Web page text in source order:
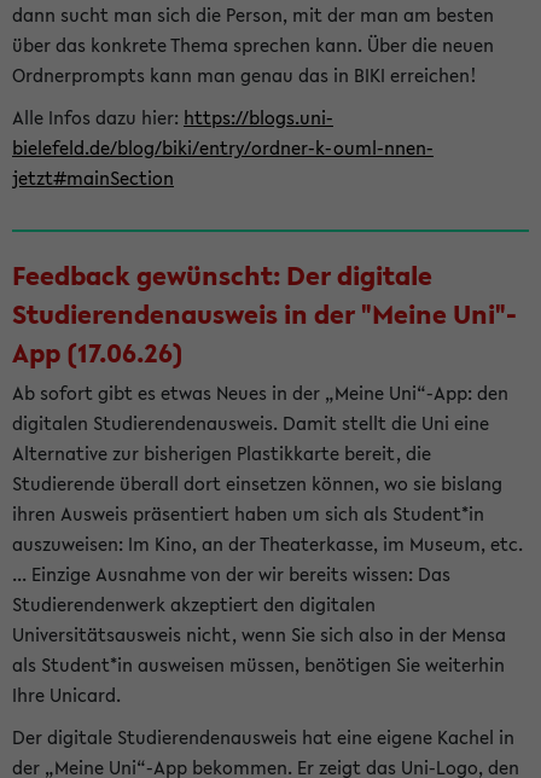
dann sucht man sich die Person, mit der man am besten
über das konkrete Thema sprechen kann. Über die neuen
Ordnerprompts kann man genau das in BIKI erreichen!
Alle Infos dazu hier: https://blogs.uni-
bielefeld.de/blog/biki/entry/ordner-k-ouml-nnen-
jetzt#mainSection
Feedback gewünscht: Der digitale
Studierendenausweis in der "Meine Uni"-
App (17.06.26)
Ab sofort gibt es etwas Neues in der „Meine Uni“-App: den
digitalen Studierendenausweis. Damit stellt die Uni eine
Alternative zur bisherigen Plastikkarte bereit, die
Studierende überall dort einsetzen können, wo sie bislang
ihren Ausweis präsentiert haben um sich als Student*in
auszuweisen: Im Kino, an der Theaterkasse, im Museum, etc.
... Einzige Ausnahme von der wir bereits wissen: Das
Studierendenwerk akzeptiert den digitalen
Universitätsausweis nicht, wenn Sie sich also in der Mensa
als Student*in ausweisen müssen, benötigen Sie weiterhin
Ihre Unicard.
Der digitale Studierendenausweis hat eine eigene Kachel in
der „Meine Uni“-App bekommen. Er zeigt das Uni-Logo, den